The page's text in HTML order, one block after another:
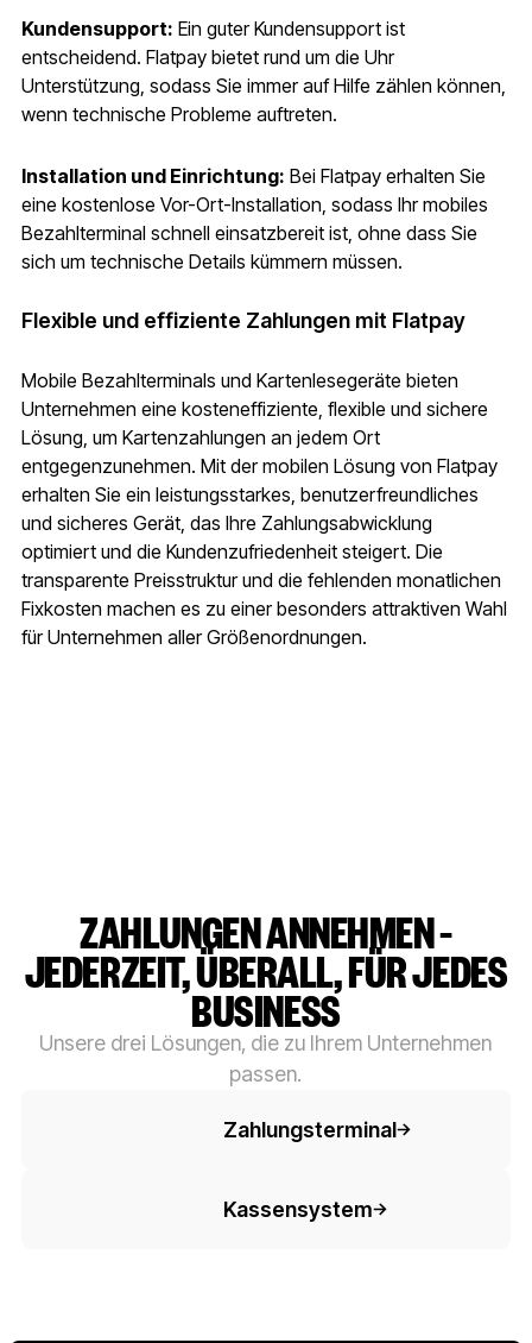
Kundensupport: Ein guter Kundensupport ist
entscheidend. Flatpay bietet rund um die Uhr
Unterstützung, sodass Sie immer auf Hilfe zählen können,
wenn technische Probleme auftreten.
Installation und Einrichtung: Bei Flatpay erhalten Sie
eine kostenlose Vor-Ort-Installation, sodass Ihr mobiles
Bezahlterminal schnell einsatzbereit ist, ohne dass Sie
sich um technische Details kümmern müssen.
Flexible und effiziente Zahlungen mit Flatpay
Mobile Bezahlterminals und Kartenlesegeräte bieten
Unternehmen eine kosteneffiziente, flexible und sichere
Lösung, um Kartenzahlungen an jedem Ort
entgegenzunehmen. Mit der mobilen Lösung von Flatpay
erhalten Sie ein leistungsstarkes, benutzerfreundliches
und sicheres Gerät, das Ihre Zahlungsabwicklung
optimiert und die Kundenzufriedenheit steigert. Die
transparente Preisstruktur und die fehlenden monatlichen
Fixkosten machen es zu einer besonders attraktiven Wahl
für Unternehmen aller Größenordnungen.
ZAHLUNGEN ANNEHMEN –
JEDERZEIT, ÜBERALL, FÜR JEDES
BUSINESS
Unsere drei Lösungen, die zu Ihrem Unternehmen
passen.
Zahlungsterminal
Kassensystem